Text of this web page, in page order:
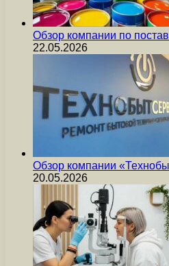
Обзор компании по
22.05.2026
Обзор компании
20.05.2026